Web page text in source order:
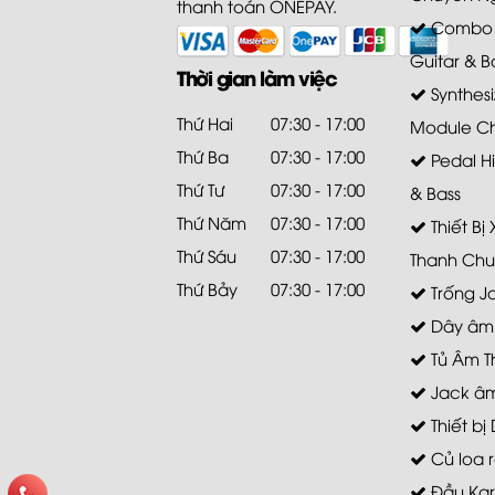
thanh toán ONEPAY.
Thời gian làm việc
Thứ Hai
07:30 - 17:00
Thứ Ba
07:30 - 17:00
Thứ Tư
07:30 - 17:00
Thứ Năm
07:30 - 17:00
Thứ Sáu
07:30 - 17:00
Thứ Bảy
07:30 - 17:00
Combo
Guitar &
Module
Pedal
& Bass
Thiết Bị
Thanh
Trống
Dây
Tủ Âm
Jack
Thiết bị
Củ loa
Đầu